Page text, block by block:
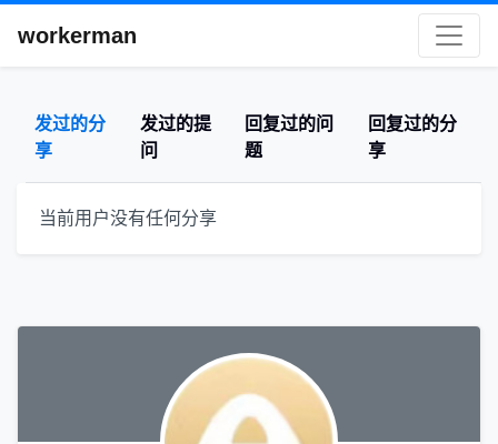
workerman
发过的分
享
发过的提
问
回复过的问
题
回复过的分
享
当前用户没有任何分享